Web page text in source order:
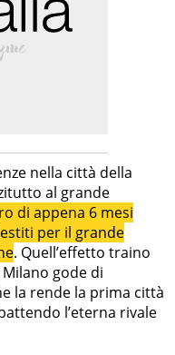
nella città della
al grande
di appena 6 mesi
per il grande
. Quell’effetto traino
gode di
la rende la prima città
l’eterna rivale